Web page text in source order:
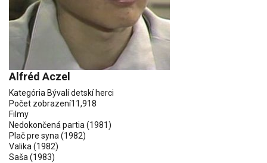
Alfréd Aczel
Kategória Bývalí detskí herci
Počet zobrazení11,918
Filmy
Nedokončená partia(1981)
Plač pre syna(1982)
Valika(1982)
Saša(1983)